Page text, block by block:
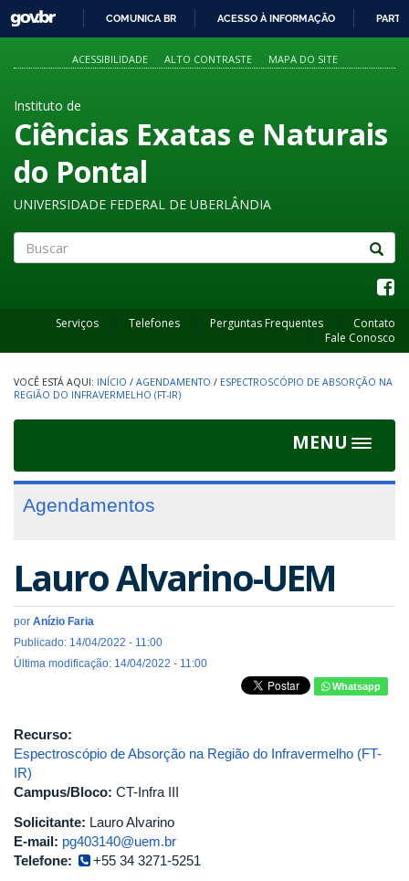
PARA
O
GOVBR
COMUNICA BR ACESSO À INFORMAÇÃO
ACESSIBILIDADE ALTO CONTRASTE MAPA DO SITE
Instituto de
Ciências Exatas e Naturais
do Pontal
UNIVERSIDADE FEDERAL DE UBERLÂNDIA
Serviços Telefones Perguntas Frequentes
Contato
Fale Conosco
INÍCIO / AGENDAMENTO / ESPECTROSCÓPIO DE ABSORÇÃO NA
REGIÃO DO INFRAVERMELHO (FT-IR)
MENU
Toggle
Agendamentos
Lauro Alvarino-UEM
por Anízio Faria
Publicado: 14/04/2022 - 11:00
Última modificação: 14/04/2022 - 11:00
Whatsapp
Recurso:
Espectroscópio de Absorção na Região do Infravermelho (FT-
IR)
Campus/Bloco: CT-Infra III
Solicitante: Lauro Alvarino
E-mail: pg403140@uem.br
Telefone:
+55 34 3271-5251